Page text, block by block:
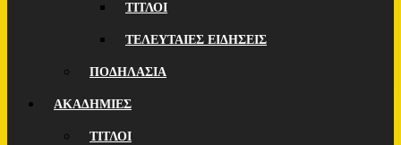
ΤΙΤΛΟΙ
ΤΕΛΕΥΤΑΙΕΣ ΕΙΔΗΣΕΙΣ
ΠΟΔΗΛΑΣΙΑ
ΑΚΑΔΗΜΙΕΣ
ΤΙΤΛΟΙ